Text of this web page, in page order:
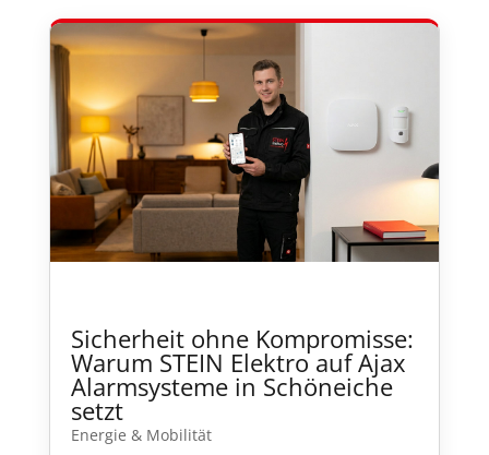
Sicherheit ohne Kompromisse:
Warum STEIN Elektro auf Ajax
Alarmsysteme in Schöneiche
setzt
Energie & Mobilität